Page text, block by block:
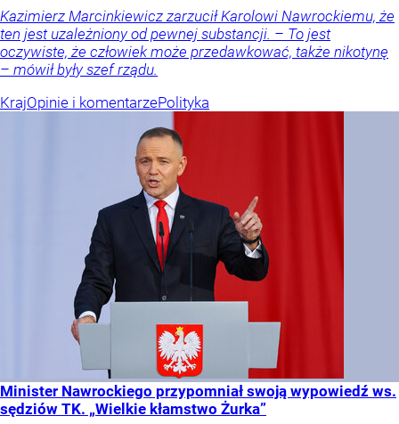
Kazimierz Marcinkiewicz zarzucił Karolowi Nawrockiemu, że
ten jest uzależniony od pewnej substancji. – To jest
oczywiste, że człowiek może przedawkować, także nikotynę
– mówił były szef rządu.
KrajOpinie i komentarzePolityka
Minister Nawrockiego przypomniał swoją wypowiedź ws.
sędziów TK. „Wielkie kłamstwo Żurka”